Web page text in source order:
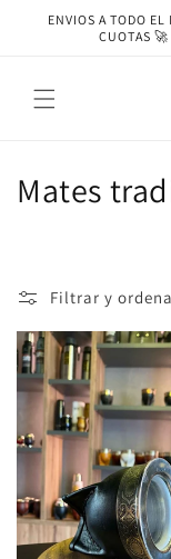
directamente
al contenido
ENVIOS A TODO EL
CUOTAS
C
e
c
c
i
ó
n
Mates
Filtrar y